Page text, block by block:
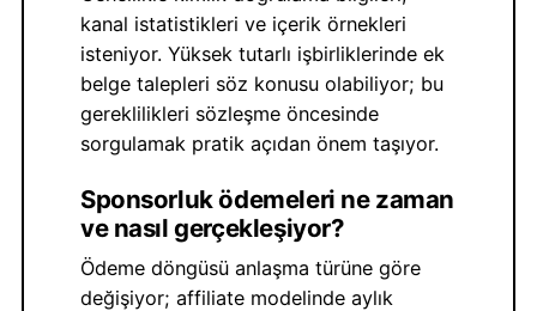
kanal istatistikleri ve içerik örnekleri
isteniyor. Yüksek tutarlı işbirliklerinde ek
belge talepleri söz konusu olabiliyor; bu
gereklilikleri sözleşme öncesinde
sorgulamak pratik açıdan önem taşıyor.
Sponsorluk ödemeleri ne zaman
ve nasıl gerçekleşiyor?
Ödeme döngüsü anlaşma türüne göre
değişiyor; affiliate modelinde aylık